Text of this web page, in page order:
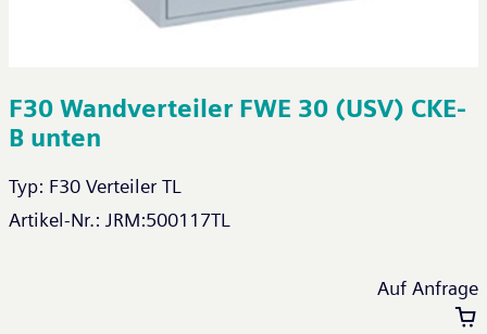
F30 Wandverteiler FWE 30 (USV) CKE-
B unten
Typ: F30 Verteiler TL
Artikel-Nr.: JRM:500117TL
Auf Anfrage